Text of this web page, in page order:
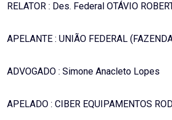
RELATOR : Des. Federal OTÁVIO
APELANTE : UNIÃO FEDERAL
ADVOGADO : Simone Anacleto Lopes
APELADO : CIBER EQUIPAMENTOS